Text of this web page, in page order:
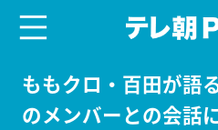
ももクロ・百田が語
のメンバーとの会話